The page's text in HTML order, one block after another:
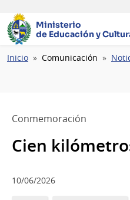
Ministerio
de Educación y
Ruta
Inicio Comunicación
Conmemoración
Cien
10/06/2026